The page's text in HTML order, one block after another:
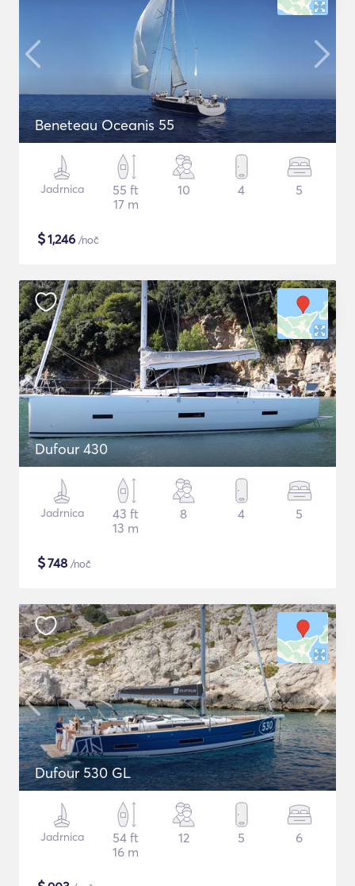
Beneteau Oceanis 55
Jadrnica
55 ft
17 m
10 4 5
$1,246 /noč
Dufour 430
Jadrnica
43 ft
13 m
8 4 5
$748 /noč
Dufour 530 GL
Jadrnica
54 ft
16 m
12 5 6